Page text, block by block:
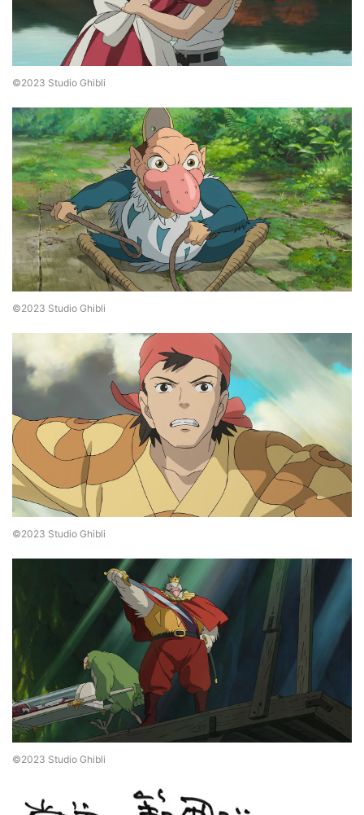
©2023 Studio Ghibli
©2023 Studio Ghibli
©2023 Studio Ghibli
©2023 Studio Ghibli